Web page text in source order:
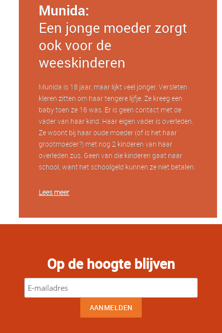
Munida:
Een jonge moeder zorgt
ook voor de
weeskinderen
Munida is 18 jaar, maar lijkt veel jonger. Versleten
kleren zitten om haar tengere lijfje. Ze kreeg een
baby toen ze 16 was. Er is geen contact met de
vader van haar kind. Haar eigen vader is overleden.
Ze woont bij haar oude moeder (of is het haar
grootmoeder?) met nog 2 kinderen van haar
overleden zus. Geen van die kinderen gaat naar
school, want het schoolgeld kunnen ze niet betalen.
Lees meer
Op de hoogte blijven